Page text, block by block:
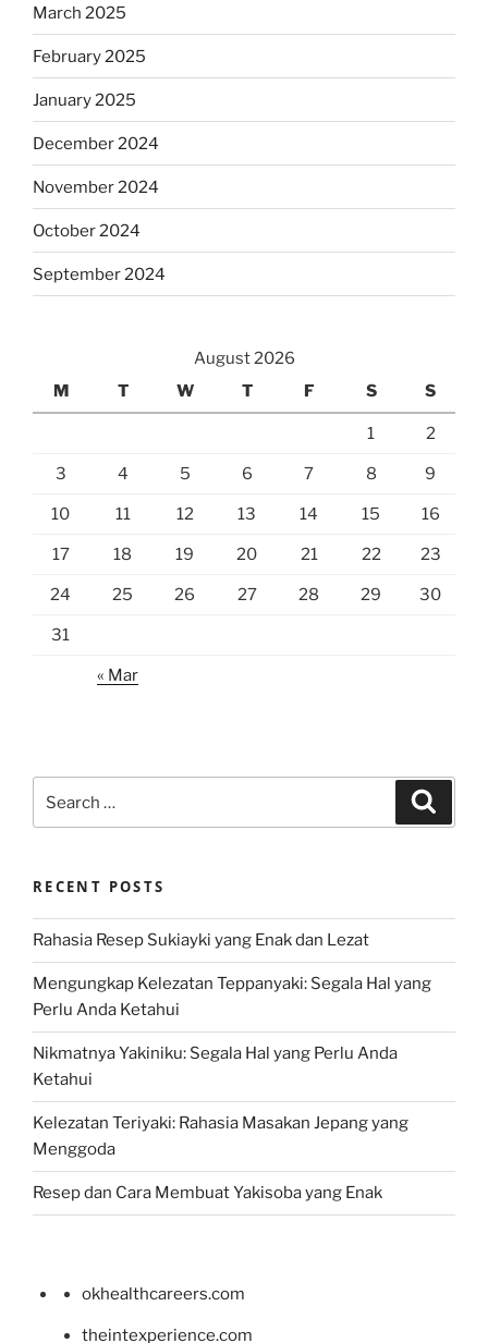
March 2025
February 2025
January 2025
December 2024
November 2024
October 2024
September 2024
August 2026
M
T W T F S S
1 2
3 4 5 6 7 8 9
10 11 12 13 14 15 16
17 18 19 20 21 22 23
24 25 26 27 28 29 30
31
« Mar
for:
RECENT POSTS
Rahasia Resep Sukiayki yang Enak dan Lezat
Mengungkap Kelezatan Teppanyaki: Segala Hal yang
Perlu Anda Ketahui
Nikmatnya Yakiniku: Segala Hal yang Perlu Anda
Ketahui
Kelezatan Teriyaki: Rahasia Masakan Jepang yang
Menggoda
Resep dan Cara Membuat Yakisoba yang Enak
okhealthcareers.com
theintexperience.com